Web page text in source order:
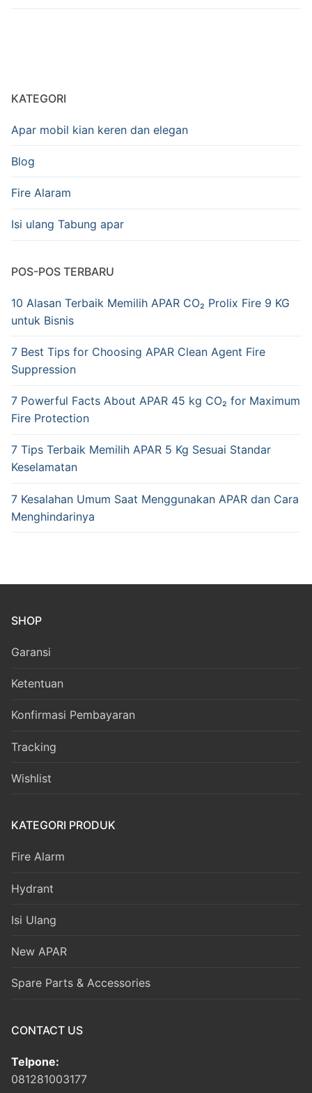
KATEGORI
Apar mobil kian keren dan elegan
Blog
Fire Alaram
Isi ulang Tabung apar
POS-POS TERBARU
10 Alasan Terbaik Memilih APAR CO₂ Prolix Fire 9 KG
untuk Bisnis
7 Best Tips for Choosing APAR Clean Agent Fire
Suppression
7 Powerful Facts About APAR 45 kg CO₂ for Maximum
Fire Protection
7 Tips Terbaik Memilih APAR 5 Kg Sesuai Standar
Keselamatan
7 Kesalahan Umum Saat Menggunakan APAR dan Cara
Menghindarinya
SHOP
Garansi
Ketentuan
Konfirmasi Pembayaran
Tracking
Wishlist
KATEGORI PRODUK
Fire Alarm
Hydrant
Isi Ulang
New APAR
Spare Parts & Accessories
CONTACT US
Telpone:
081281003177